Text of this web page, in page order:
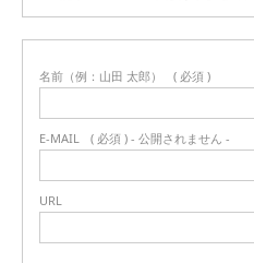
名前（例：山田 太郎） ( 必須 )
E-MAIL ( 必須 ) - 公開されません -
URL